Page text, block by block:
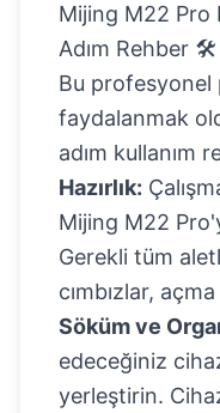
Mijing M22 Pro
Adım Rehber 🛠️
Bu profesyonel
faydalanmak
adım kullanım
Hazırlık:
Mijing M22
Gerekli tüm
cımbızlar,
Söküm ve
edeceğiniz
yerleştirin.